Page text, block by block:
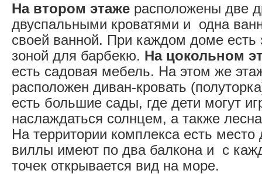
На втором этаже расположены две
двуспальными кроватями и одна
своей ванной. При каждом доме есть
зоной для барбекю. На цокольном
есть садовая мебель. На этом же
расположен диван-кровать
есть большие сады, где дети могут
наслаждаться солнцем, а также
На территории комплекса есть место
виллы имеют по два балкона и с
точек открывается вид на море.